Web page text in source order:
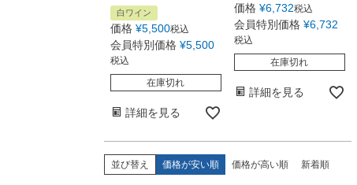
白ワイン
価格 ¥5,500税込
会員特別価格 ¥5,500
税込
在庫切れ
詳細を見る
価格 ¥6,732税込
会員特別価格 ¥6,732
税込
在庫切れ
詳細を見る
並び替え 価格が安い順 価格が高い順 新着順